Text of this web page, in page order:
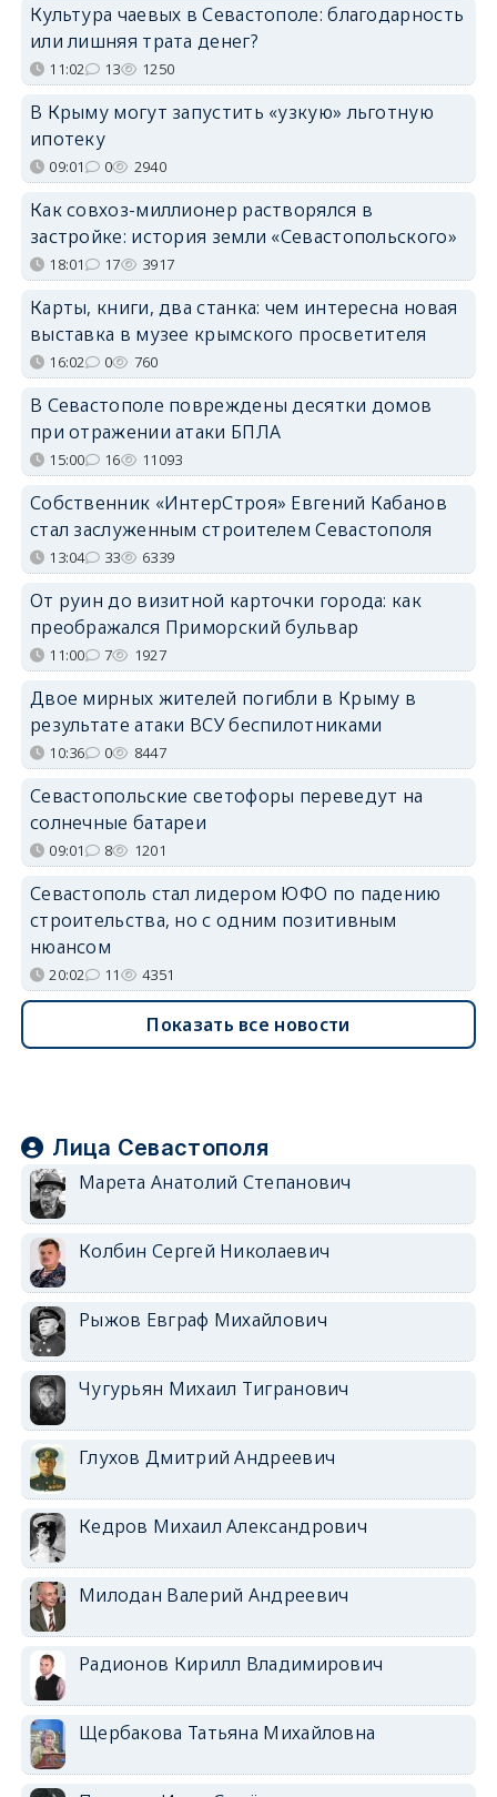
Культура чаевых в Севастополе: благодарность
или лишняя трата денег?
11:02 13 1250
В Крыму могут запустить «узкую» льготную
ипотеку
09:01 0 2940
Как совхоз-миллионер растворялся в
застройке: история земли «Севастопольского»
18:01 17 3917
Карты, книги, два станка: чем интересна новая
выставка в музее крымского просветителя
16:02 0 760
В Севастополе повреждены десятки домов
при отражении атаки БПЛА
15:00 16 11093
Собственник «ИнтерСтроя» Евгений Кабанов
стал заслуженным строителем Севастополя
13:04 33 6339
От руин до визитной карточки города: как
преображался Приморский бульвар
11:00 7 1927
Двое мирных жителей погибли в Крыму в
результате атаки ВСУ беспилотниками
10:36 0 8447
Севастопольские светофоры переведут на
солнечные батареи
09:01 8 1201
Севастополь стал лидером ЮФО по падению
строительства, но с одним позитивным
нюансом
20:02 11 4351
Показать все новости
Лица Севастополя
Марета Анатолий Степанович
Колбин Сергей Николаевич
Рыжов Евграф Михайлович
Чугурьян Михаил Тигранович
Глухов Дмитрий Андреевич
Кедров Михаил Александрович
Милодан Валерий Андреевич
Радионов Кирилл Владимирович
Щербакова Татьяна Михайловна